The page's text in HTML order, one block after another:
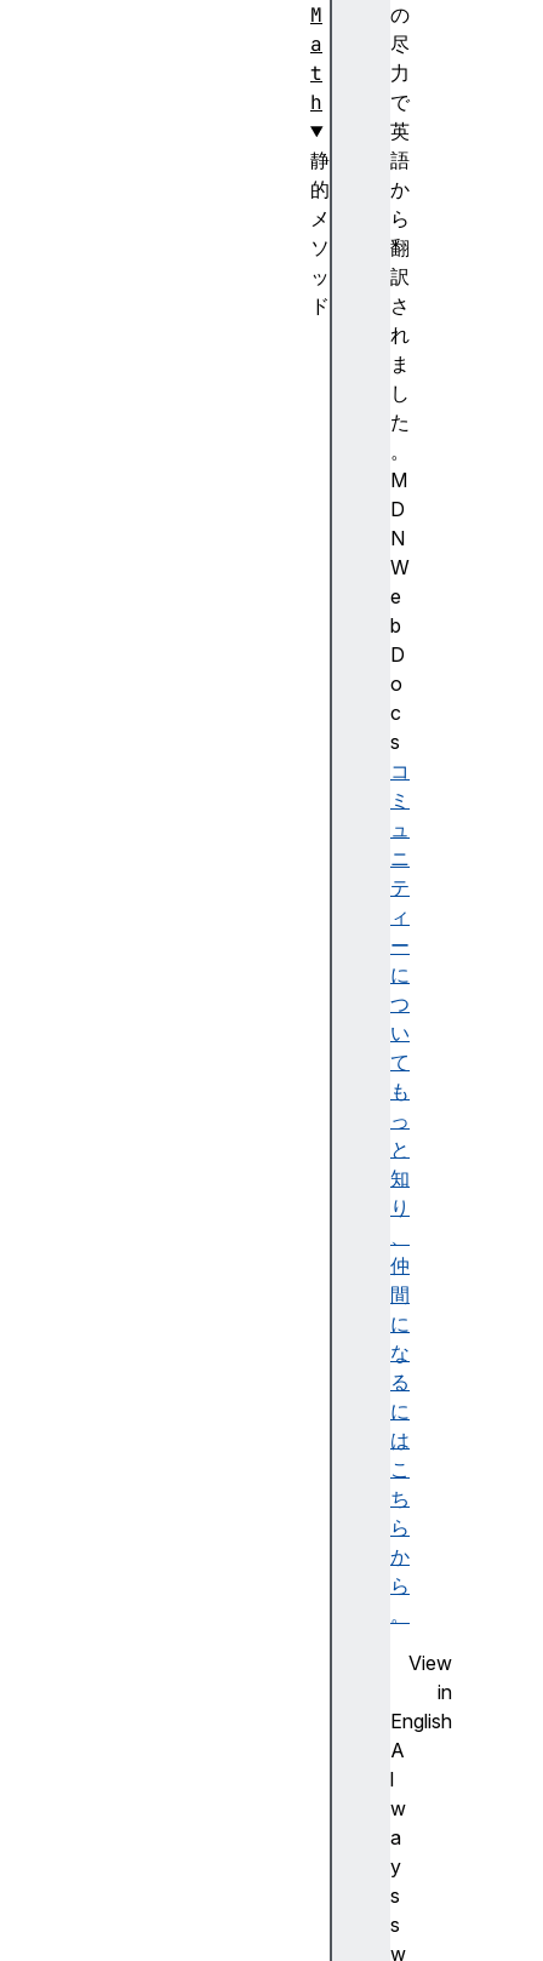
の
尽
力
で
英
語
か
ら
翻
訳
さ
れ
ま
し
た
。
M
D
N
W
e
b
D
o
c
s
コ
ミ
ュ
ニ
テ
ィ
ー
に
つ
い
て
も
っ
と
知
り
、
仲
間
に
な
る
に
は
こ
ち
ら
か
ら
。
View
in
English
A
l
w
a
y
s
s
w
M
a
t
h
静
的
メ
ソ
ッ
ド